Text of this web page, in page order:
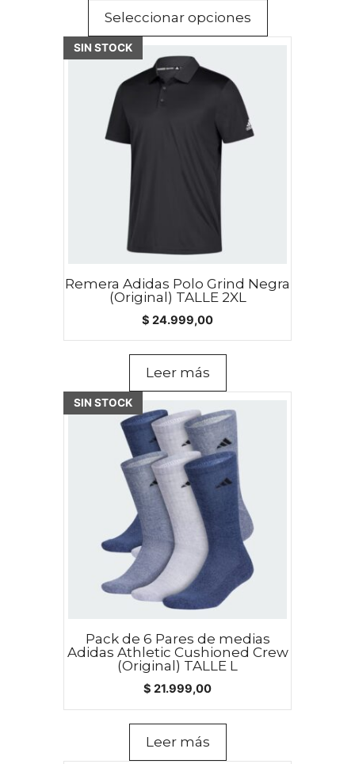
Seleccionar opciones
SIN STOCK
Remera Adidas Polo Grind Negra
(Original) TALLE 2XL
$ 24.999,00
Leer más
SIN STOCK
Pack de 6 Pares de medias
Adidas Athletic Cushioned Crew
(Original) TALLE L
$ 21.999,00
Leer más